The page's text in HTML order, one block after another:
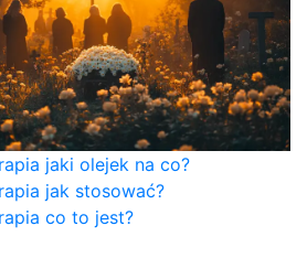
jaki olejek na co?
jak stosować?
co to jest?